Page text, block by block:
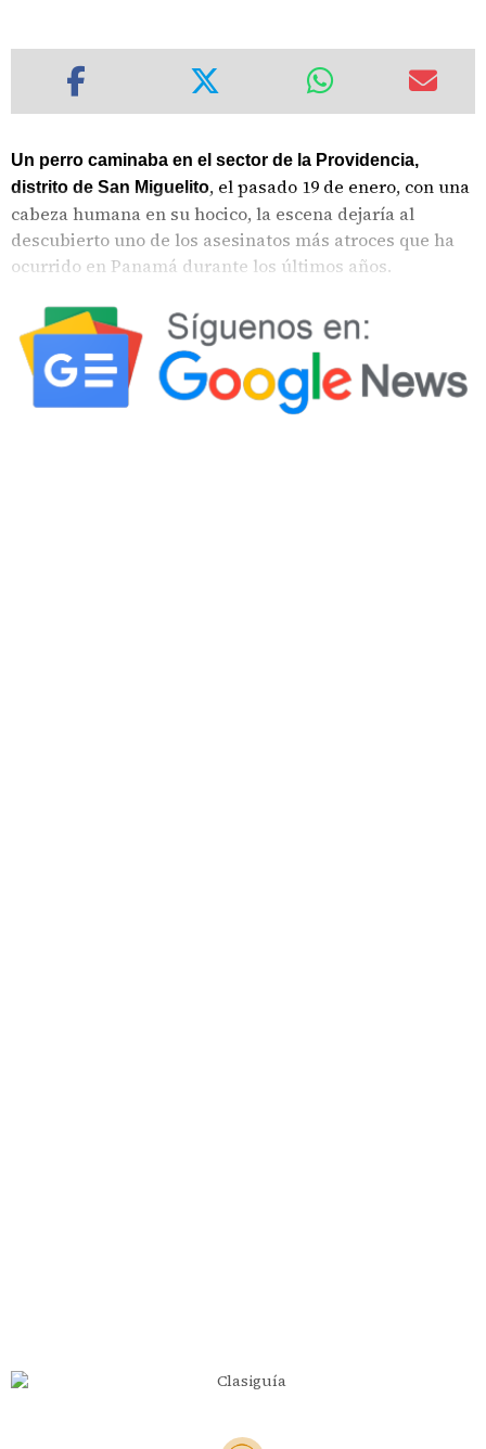
Un perro caminaba en el sector de la Providencia,
distrito de San Miguelito, el pasado 19 de enero, con una
cabeza humana en su hocico, la escena dejaría al
descubierto uno de los asesinatos más atroces que ha
ocurrido en Panamá durante los últimos años.